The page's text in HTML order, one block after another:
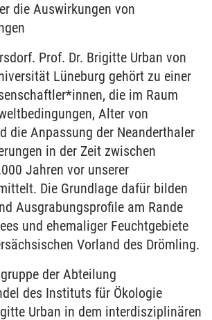
die Auswirkungen von
Prof. Dr. Brigitte Urban von
Lüneburg gehört zu einer
die im Raum
Alter von
die Anpassung der Neanderthaler
in der Zeit zwischen
Jahren vor unserer
Die Grundlage dafür bilden
Ausgrabungsprofile am Rande
und ehemaliger Feuchtgebiete
Vorland des Drömling.
der Abteilung
des Instituts für Ökologie
Urban in dem interdisziplinären